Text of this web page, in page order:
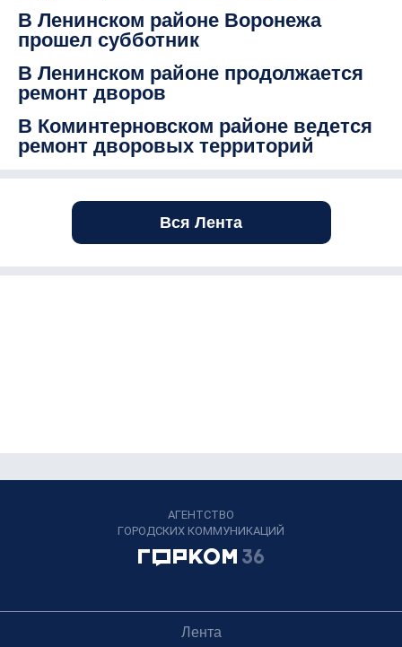
В Ленинском районе Воронежа
прошел субботник
В Ленинском районе продолжается
ремонт дворов
В Коминтерновском районе ведется
ремонт дворовых территорий
Вся Лента
АГЕНТСТВО
ГОРОДСКИХ КОММУНИКАЦИЙ
Лента